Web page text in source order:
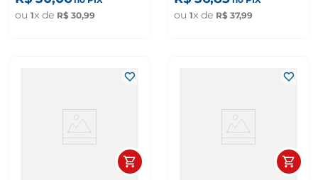
ou 1x de R$ 30,99 ou 1x de R$ 37,99